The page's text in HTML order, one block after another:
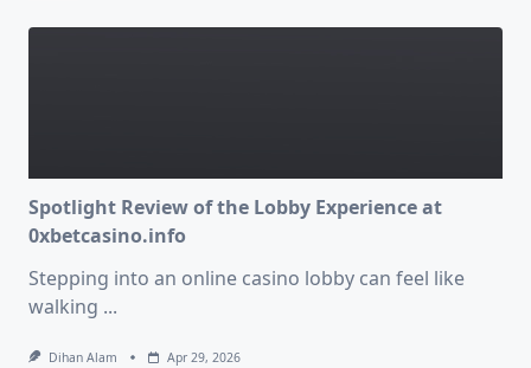
Spotlight Review of the Lobby Experience at
0xbetcasino.info
Stepping into an online casino lobby can feel like
walking ...
Dihan Alam Apr 29, 2026